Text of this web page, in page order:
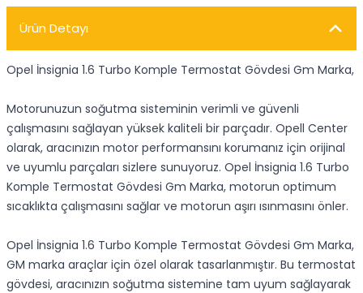
Ürün Detayı
Opel İnsignia 1.6 Turbo Komple Termostat Gövdesi Gm Marka,
Motorunuzun soğutma sisteminin verimli ve güvenli
çalışmasını sağlayan yüksek kaliteli bir parçadır. Opell Center
olarak, aracınızın motor performansını korumanız için orijinal
ve uyumlu parçaları sizlere sunuyoruz. Opel İnsignia 1.6 Turbo
Komple Termostat Gövdesi Gm Marka, motorun optimum
sıcaklıkta çalışmasını sağlar ve motorun aşırı ısınmasını önler.
Opel İnsignia 1.6 Turbo Komple Termostat Gövdesi Gm Marka,
GM marka araçlar için özel olarak tasarlanmıştır. Bu termostat
gövdesi, aracınızın soğutma sistemine tam uyum sağlayarak